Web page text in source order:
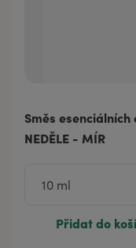
Směs esenciálních
NEDĚLE - MÍR
Přidat do